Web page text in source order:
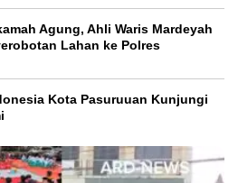
Agung, Ahli Waris Mardeyah
Lahan ke Polres
Kota Pasuruuan Kunjungi